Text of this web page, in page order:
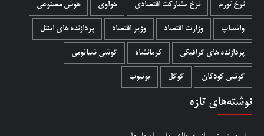
نرخ تورم نرخ مشارکت اقتصادی هواوی هوش مصنوعی
واتساپ وزارت اقتصاد وزیر اقتصاد پردازنده های اینتل
پردازنده های گرافیکی کرمانشاه گوشی شیائومی
گوشی کودکان گوگل یوتیوب
نوشته‌های تازه